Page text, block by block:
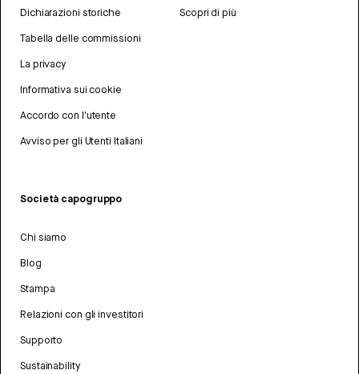
Dichiarazioni storiche
Tabella delle commissioni
La privacy
Informativa sui cookie
Accordo con l'utente
Avviso per gli Utenti Italiani
Scopri di più
Società capogruppo
Chi siamo
Blog
Stampa
Relazioni con gli investitori
Supporto
Sustainability